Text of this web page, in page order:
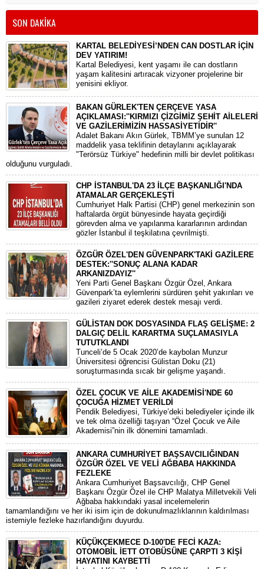
SON DAKİKA
KARTAL BELEDİYESİ’NDEN CAN DOSTLAR İÇİN
DEV YATIRIM!
Kartal Belediyesi, kent yaşamı ile can dostların
yaşam kalitesini artıracak vizyoner projelerine bir
yenisini ekliyor.
BAKAN GÜRLEK'TEN ÇERÇEVE YASA
AÇIKLAMASI:''KIRMIZI ÇİZGİMİZ ŞEHİT AİLELERİ
VE GAZİLERİMİZİN HASSASİYETİDİR''
Adalet Bakanı Akın Gürlek, TBMM’ye sunulan 12
maddelik yasa teklifinin detaylarını açıklayarak
"Terörsüz Türkiye" hedefinin milli bir devlet politikası
olduğunu vurguladı.
CHP İSTANBUL'DA 23 İLÇE BAŞKANLIĞI'NDA
ATAMALAR GERÇEKLEŞTİ
​Cumhuriyet Halk Partisi (CHP) genel merkezinin son
haftalarda örgüt bünyesinde hayata geçirdiği
görevden alma ve yapılanma kararlarının ardından
gözler İstanbul il teşkilatına çevrilmişti.
ÖZGÜR ÖZEL'DEN GÜVENPARK'TAKİ GAZİLERE
DESTEK:''SONUÇ ALANA KADAR
ARKANIZDAYIZ''
​Yeni Parti Genel Başkanı Özgür Özel, Ankara
Güvenpark’ta eylemlerini sürdüren şehit yakınları ve
gazileri ziyaret ederek destek mesajı verdi.
GÜLİSTAN DOK DOSYASINDA FLAŞ GELİŞME: 2
DALGIÇ DELİL KARARTMA SUÇLAMASIYLA
TUTUTKLANDI
​Tunceli’de 5 Ocak 2020’de kaybolan Munzur
Üniversitesi öğrencisi Gülistan Doku (21)
soruşturmasında sıcak bir gelişme yaşandı.
ÖZEL ÇOCUK VE AİLE AKADEMİSİ'NDE 60
ÇOCUĞA HİZMET VERİLDİ
Pendik Belediyesi, Türkiye’deki belediyeler içinde ilk
ve tek olma özelliği taşıyan “Özel Çocuk ve Aile
Akademisi”nin ilk dönemini tamamladı.
ANKARA CUMHURİYET BAŞSAVCILIĞINDAN
ÖZGÜR ÖZEL VE VELİ AĞBABA HAKKINDA
FEZLEKE
​Ankara Cumhuriyet Başsavcılığı, CHP Genel
Başkanı Özgür Özel ile CHP Malatya Milletvekili Veli
Ağbaba hakkındaki yasal incelemelerin
tamamlandığını ve her iki isim için de dokunulmazlıklarının kaldırılması
istemiyle fezleke hazırlandığını duyurdu.
KÜÇÜKÇEKMECE D-100'DE FECİ KAZA:
OTOMOBİL İETT OTOBÜSÜNE ÇARPTI 3 KİŞİ
HAYATINI KAYBETTİ